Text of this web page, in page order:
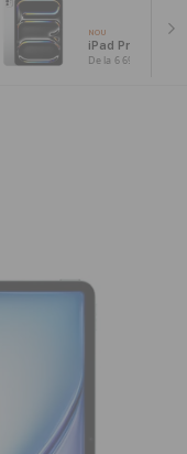
NOU
iPad Pro 11" M5
De la 6 699,99 lei